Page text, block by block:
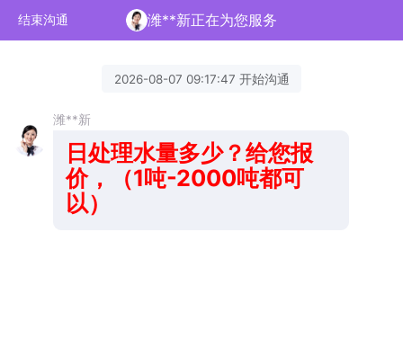
结束沟通 潍**新正在为您服务
2026-08-07 09:17:47 开始沟通
潍**新
日处理水量多少？给您报
价，（1吨-2000吨都可
以）